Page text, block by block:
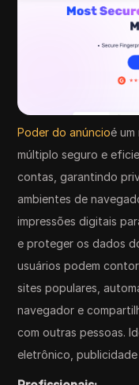
Poder do anúncioé
múltiplo seguro e
contas, garantindo
ambientes de
impressões digitais
e proteger os dados
usuários podem
sites populares,
navegador e
com outras pessoas.
eletrônico,